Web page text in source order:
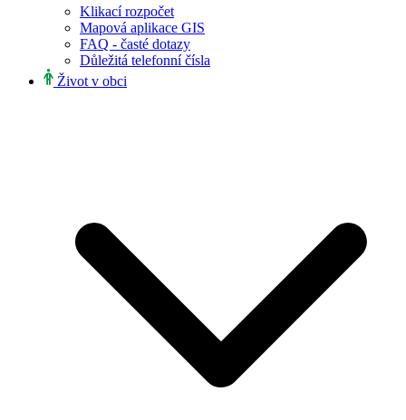
Klikací rozpočet
Mapová aplikace GIS
FAQ - časté dotazy
Důležitá telefonní čísla
Život v obci